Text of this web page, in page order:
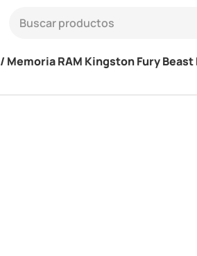
/ Memoria RAM Kingston Fury Beast